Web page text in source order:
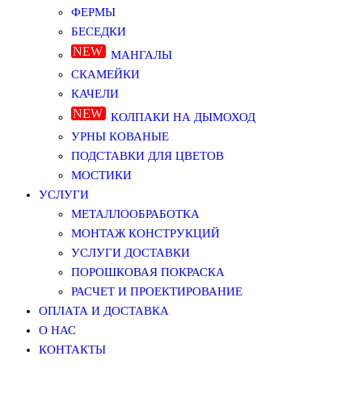
ФЕРМЫ
БЕСЕДКИ
МАНГАЛЫ
СКАМЕЙКИ
КАЧЕЛИ
КОЛПАКИ НА ДЫМОХОД
УРНЫ КОВАНЫЕ
ПОДСТАВКИ ДЛЯ ЦВЕТОВ
МОСТИКИ
УСЛУГИ
МЕТАЛЛООБРАБОТКА
МОНТАЖ КОНСТРУКЦИЙ
УСЛУГИ ДОСТАВКИ
ПОРОШКОВАЯ ПОКРАСКА
РАСЧЕТ И ПРОЕКТИРОВАНИЕ
ОПЛАТА И ДОСТАВКА
О НАС
КОНТАКТЫ